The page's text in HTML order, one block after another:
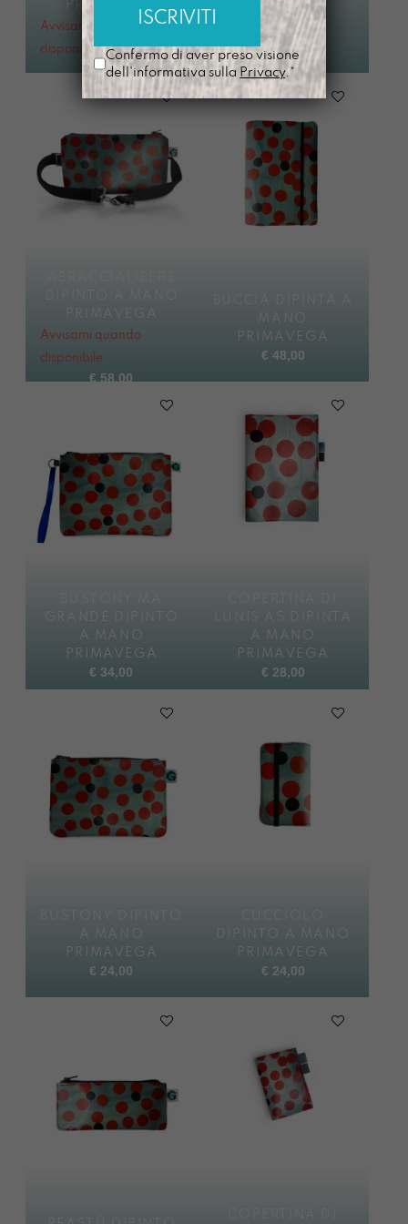
Avvisami quando
disponibile
€68,00
MANO
PRIMAVEGA
€ 58,00
PRIMAVEGA
Avvisami quando
disponibile
€ 58,00
MANO
PRIMAVEGA
€ 48,00
GRANDE DIPINTO
A MANO
PRIMAVEGA
€ 34,00
A MANO
PRIMAVEGA
€ 28,00
A MANO
PRIMAVEGA
€ 24,00
DIPINTO A MANO
PRIMAVEGA
€ 24,00
Confermo di aver preso visione
dell'informativa sulla Privacy.*